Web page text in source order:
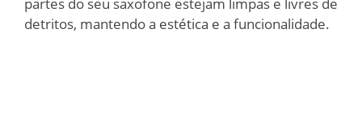
detritos, mantendo a estética e a funcionalidade.